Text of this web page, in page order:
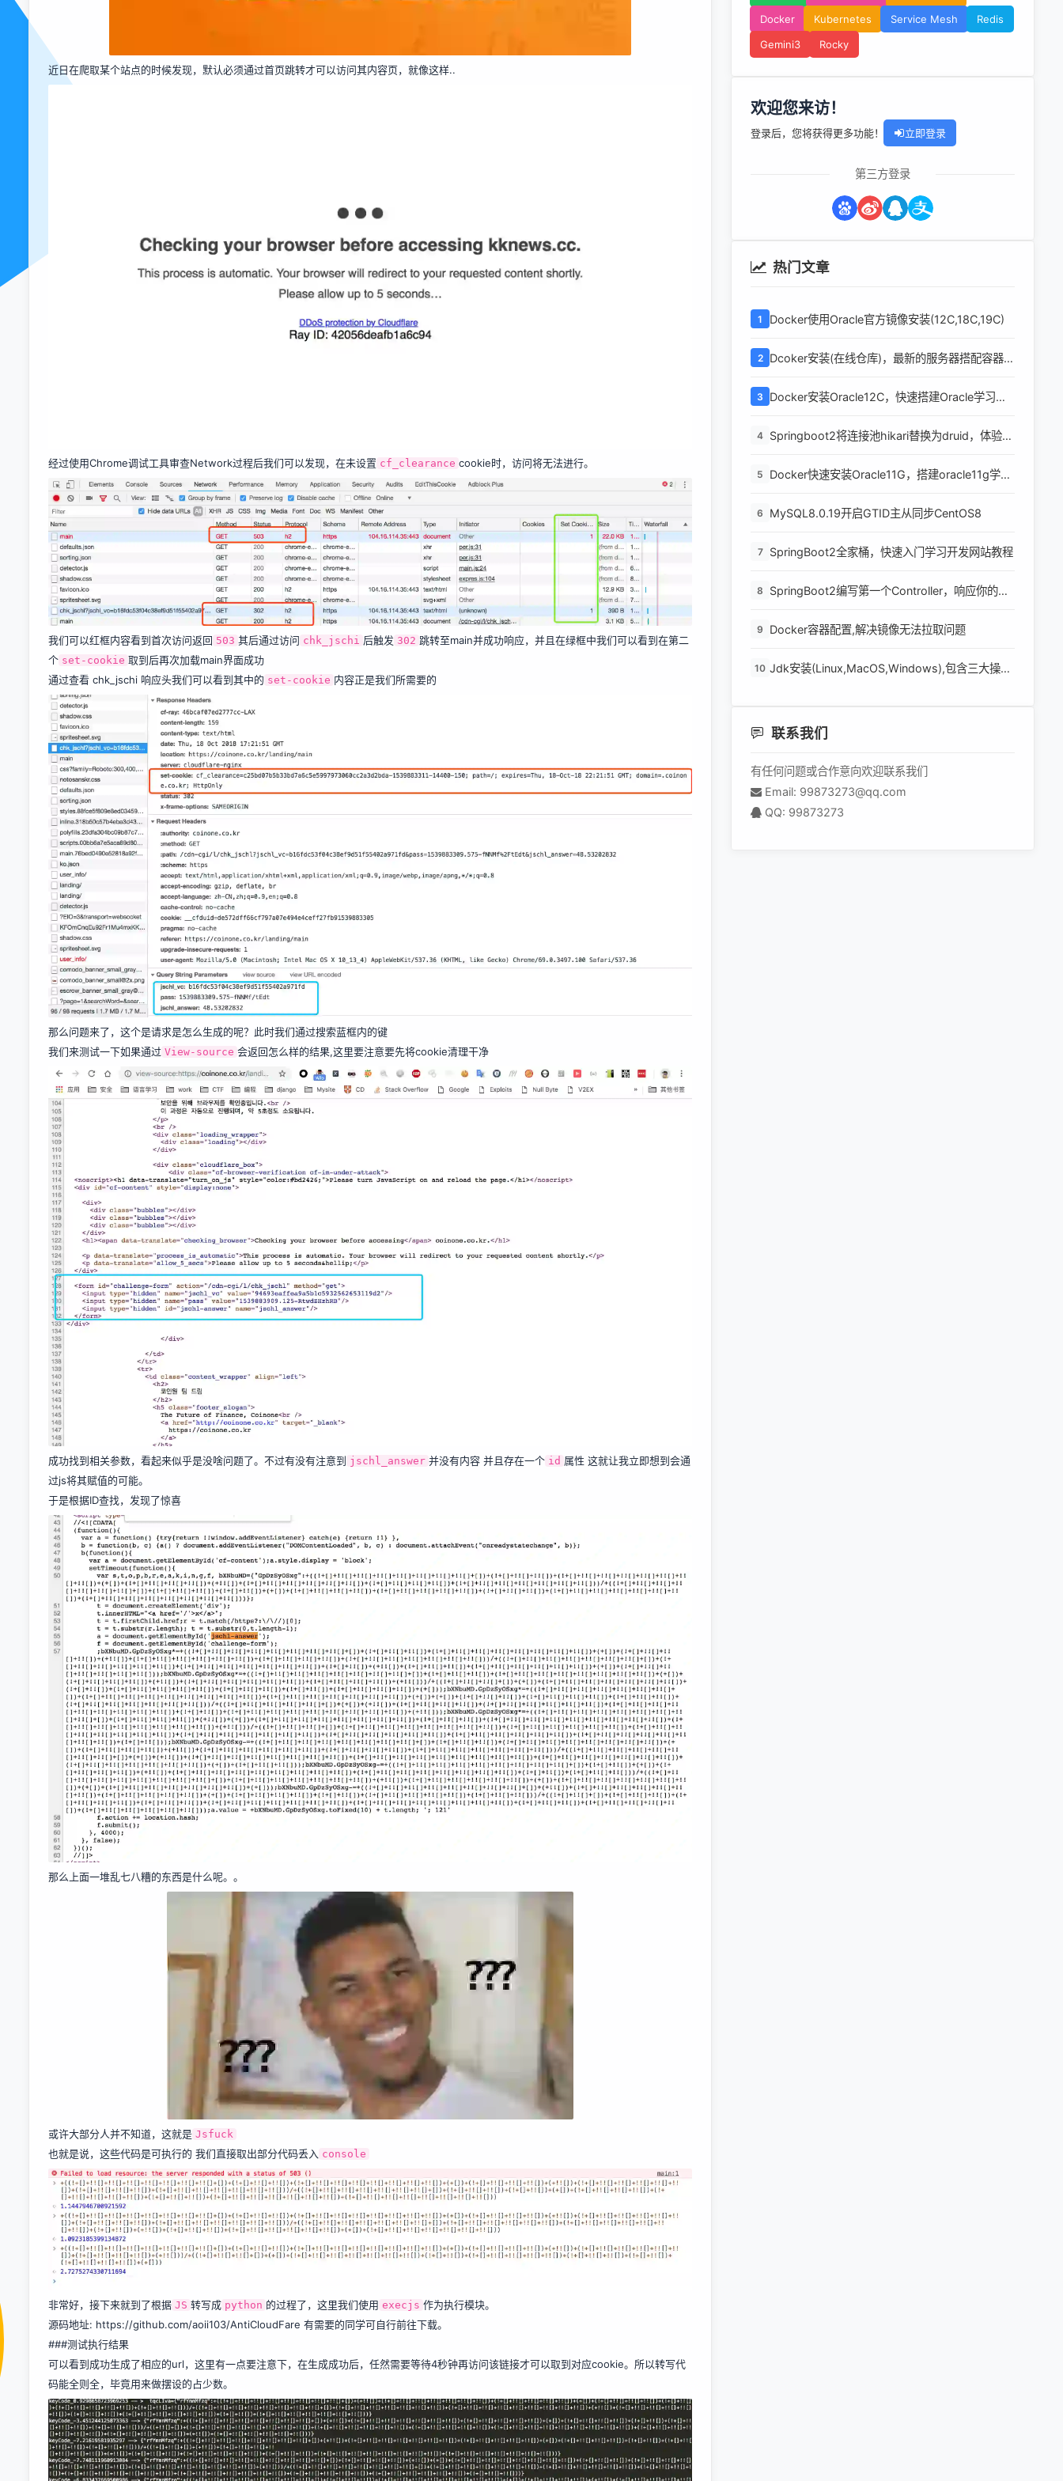
近日在爬取某个站点的时候发现，默认必须通过首页跳转才可以访问其内容页，就像这样..
经过使用Chrome调试工具审查Network过程后我们可以发现，在未设置 cf_clearance cookie时，访问将无法进行。
我们可以红框内容看到首次访问返回 503 其后通过访问 chk_jschi 后触发 302 跳转至main并成功响应，并且在绿框中我们可以看到在第二
个 set-cookie 取到后再次加载main界面成功
通过查看 chk_jschi 响应头我们可以看到其中的 set-cookie 内容正是我们所需要的
那么问题来了，这个是请求是怎么生成的呢？此时我们通过搜索蓝框内的键
我们来测试一下如果通过 View-source 会返回怎么样的结果,这里要注意要先将cookie清理干净
成功找到相关参数，看起来似乎是没啥问题了。不过有没有注意到 jschl_answer 并没有内容 并且存在一个 id 属性 这就让我立即想到会通
过js将其赋值的可能。
于是根据ID查找，发现了惊喜
那么上面一堆乱七八糟的东西是什么呢。。
或许大部分人并不知道，这就是 Jsfuck
也就是说，这些代码是可执行的 我们直接取出部分代码丢入 console
非常好，接下来就到了根据 JS 转写成 python 的过程了，这里我们使用 execjs 作为执行模块。
源码地址: https://github.com/aoii103/AntiCloudFare 有需要的同学可自行前往下载。
###测试执行结果
可以看到成功生成了相应的url，这里有一点要注意下，在生成成功后，任然需要等待4秒钟再访问该链接才可以取到对应cookie。所以转写代
码能全则全，毕竟用来做摆设的占少数。
Docker Kubernetes Service Mesh
Redis
Gemini3
Rocky
欢迎您来访！
登录后，您将获得更多功能！ 立即登录
第三方登录
热门文章
1 Docker使用Oracle官方镜像安装(12C,18C,19C)
2
Dcoker安装(在线仓库)，最新的服务器搭配容器使
3
Docker安装Oracle12C，快速搭建Oracle学习环
4 Springboot2将连接池hikari替换为druid，体验最
5
Docker快速安装Oracle11G，搭建oracle11g学习
6 MySQL8.0.19开启GTID主从同步CentOS8
7 SpringBoot2全家桶，快速入门学习开发网站教程
8
SpringBoot2编写第一个Controller，响应你的
9 Docker容器配置,解决镜像无法拉取问题
10 Jdk安装(Linux,MacOS,Windows),包含三大操作
联系我们
有任何问题或合作意向欢迎联系我们
Email: 99873273@qq.com
QQ: 99873273